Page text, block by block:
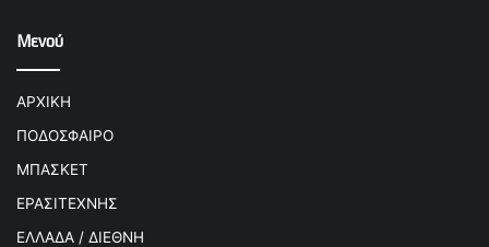
Μενού
ΑΡΧΙΚΗ
ΠΟΔΟΣΦΑΙΡΟ
ΜΠΑΣΚΕΤ
ΕΡΑΣΙΤΕΧΝΗΣ
ΕΛΛΑΔΑ / ΔΙΕΘΝΗ